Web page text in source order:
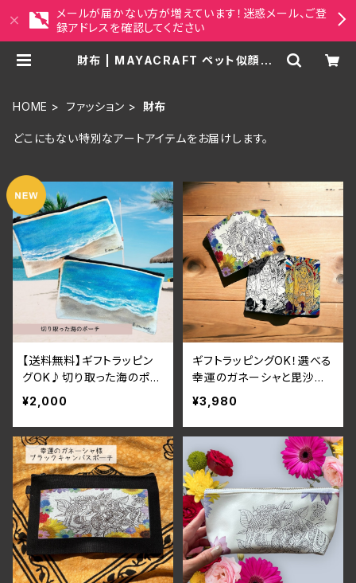
メールが届かない方が増えています！迷惑メール、ご登
録アドレスを確認してください
財布 | MAYACRAFT ペット似顔絵・
HOME ファッション 財布
どこにもない特別なアートアイテムをお届けします。
【送料無料】ギフトラッピン
グOK♪切り取った海のポー
チ 手描き
¥2,000
ギフトラッピングOK！選べる
幸運のガネーシャと毘沙門
天の合皮パスポートケース
¥3,980